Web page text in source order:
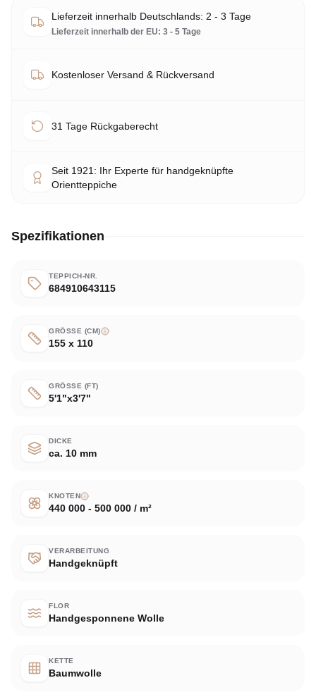
Lieferzeit innerhalb Deutschlands: 2 - 3 Tage
Lieferzeit innerhalb der EU: 3 - 5 Tage
Kostenloser Versand & Rückversand
31 Tage Rückgaberecht
Seit 1921: Ihr Experte für handgeknüpfte
Orientteppiche
Spezifikationen
TEPPICH-NR.
684910643115
GRÖSSE (CM)
155 x 110
GRÖSSE (FT)
5'1"x3'7"
DICKE
ca. 10 mm
KNOTEN
440 000 - 500 000 / m²
VERARBEITUNG
Handgeknüpft
FLOR
Handgesponnene Wolle
KETTE
Baumwolle